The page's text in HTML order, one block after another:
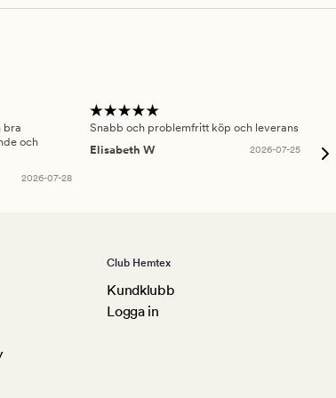
bra
och
2026-07-28
Snabb och problemfritt köp och leverans
Elisabeth W
2026-07-25
Club Hemtex
Kundklubb
Logga in